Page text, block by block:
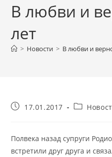
В любви и
лет
> Новости > В любви и
Запись17.01.2017
Рубрика
Полвека назад супруги
встретили друг друга и